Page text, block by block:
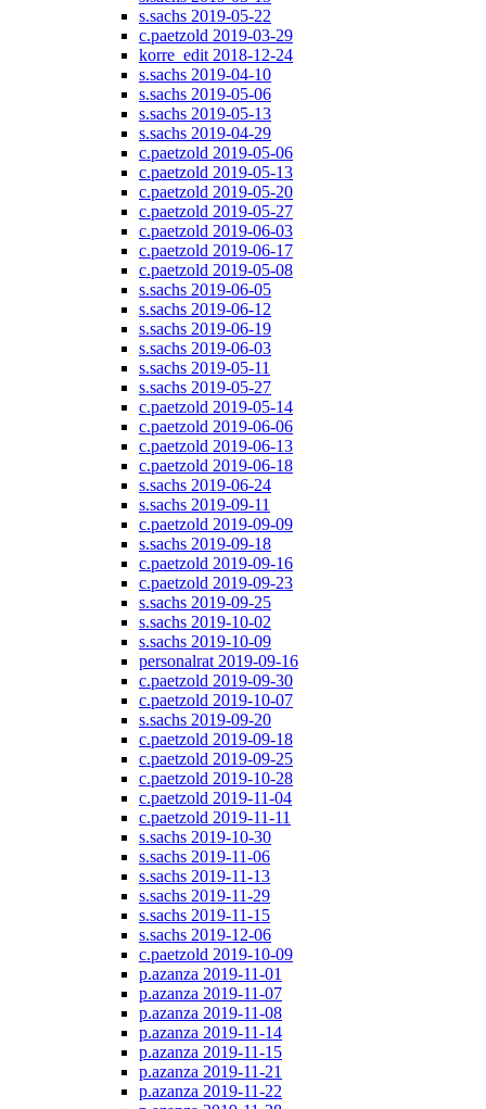
s.sachs 2019-05-22
c.paetzold 2019-03-29
korre_edit 2018-12-24
s.sachs 2019-04-10
s.sachs 2019-05-06
s.sachs 2019-05-13
s.sachs 2019-04-29
c.paetzold 2019-05-06
c.paetzold 2019-05-13
c.paetzold 2019-05-20
c.paetzold 2019-05-27
c.paetzold 2019-06-03
c.paetzold 2019-06-17
c.paetzold 2019-05-08
s.sachs 2019-06-05
s.sachs 2019-06-12
s.sachs 2019-06-19
s.sachs 2019-06-03
s.sachs 2019-05-11
s.sachs 2019-05-27
c.paetzold 2019-05-14
c.paetzold 2019-06-06
c.paetzold 2019-06-13
c.paetzold 2019-06-18
s.sachs 2019-06-24
s.sachs 2019-09-11
c.paetzold 2019-09-09
s.sachs 2019-09-18
c.paetzold 2019-09-16
c.paetzold 2019-09-23
s.sachs 2019-09-25
s.sachs 2019-10-02
s.sachs 2019-10-09
personalrat 2019-09-16
c.paetzold 2019-09-30
c.paetzold 2019-10-07
s.sachs 2019-09-20
c.paetzold 2019-09-18
c.paetzold 2019-09-25
c.paetzold 2019-10-28
c.paetzold 2019-11-04
c.paetzold 2019-11-11
s.sachs 2019-10-30
s.sachs 2019-11-06
s.sachs 2019-11-13
s.sachs 2019-11-29
s.sachs 2019-11-15
s.sachs 2019-12-06
c.paetzold 2019-10-09
p.azanza 2019-11-01
p.azanza 2019-11-07
p.azanza 2019-11-08
p.azanza 2019-11-14
p.azanza 2019-11-15
p.azanza 2019-11-21
p.azanza 2019-11-22